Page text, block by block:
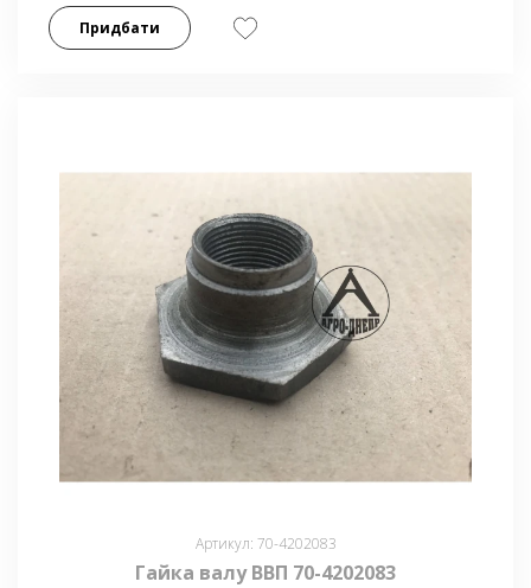
Придбати
Артикул: 70-4202083
Гайка валу ВВП 70-4202083